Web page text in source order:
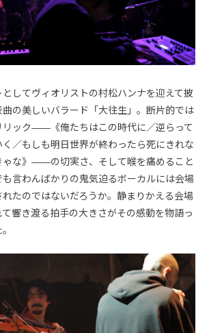
してヴィオリストの村松ハンナを迎えて披
の美しいバラード「大往生」。断片的では
リック――《俺たちはこの時代に／逆らって
／もしも明日世界が終わったら死にきれな
ゃな》――の切実さ、そして喉を痛めること
言わんばかりの鬼気迫るボーカルには会場
たのではないだろうか。静まりかえる会場
響き渡る拍手の大きさがその感動を物語っ